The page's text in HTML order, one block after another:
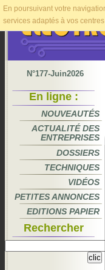
En poursuivant votre
services adaptés à vos
N°177-Juin2026
En ligne :
NOUVEAUTÉS
ACTUALITÉ DES
ENTREPRISES
DOSSIERS
TECHNIQUES
VIDÉOS
PETITES ANNONCES
EDITIONS PAPIER
Rechercher